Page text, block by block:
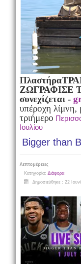
Πλαστήρα
ΖΩΓΡΑΦΙΣΕ
συνεχίζεται -
υπέροχη λίμνη,
τριήμερο
Ιουλίου
Bigger than
Λεπτομέρειες
Κατηγορία: Διάφορα
Δημοσιεύθηκε : 22